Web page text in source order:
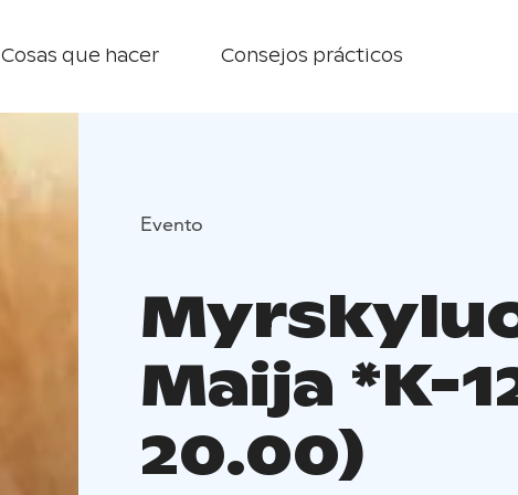
Cosas que hacer Consejos prácticos
Evento
Maija *K-
20.00)